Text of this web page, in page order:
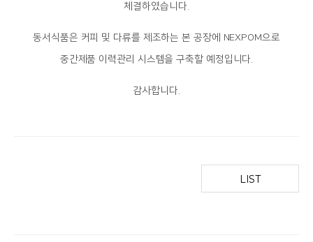
체결하였습니다.
동서식품은 커피 및 다류를 제조하는 본 공장에 NEXPOM으로
중간제품 이력관리 시스템을 구축할 예정입니다.
감사합니다.
LIST